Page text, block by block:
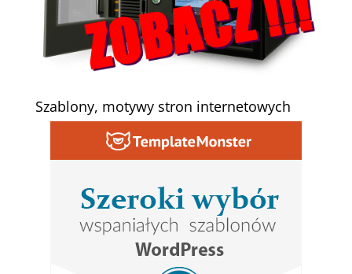
Szablony, motywy stron internetowych